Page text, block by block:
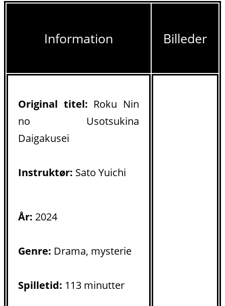
Information Billeder
Original titel: Roku Nin
no Usotsukina
Daigakusei
Instruktør: Sato Yuichi
År: 2024
Genre: Drama, mysterie
Spilletid: 113 minutter